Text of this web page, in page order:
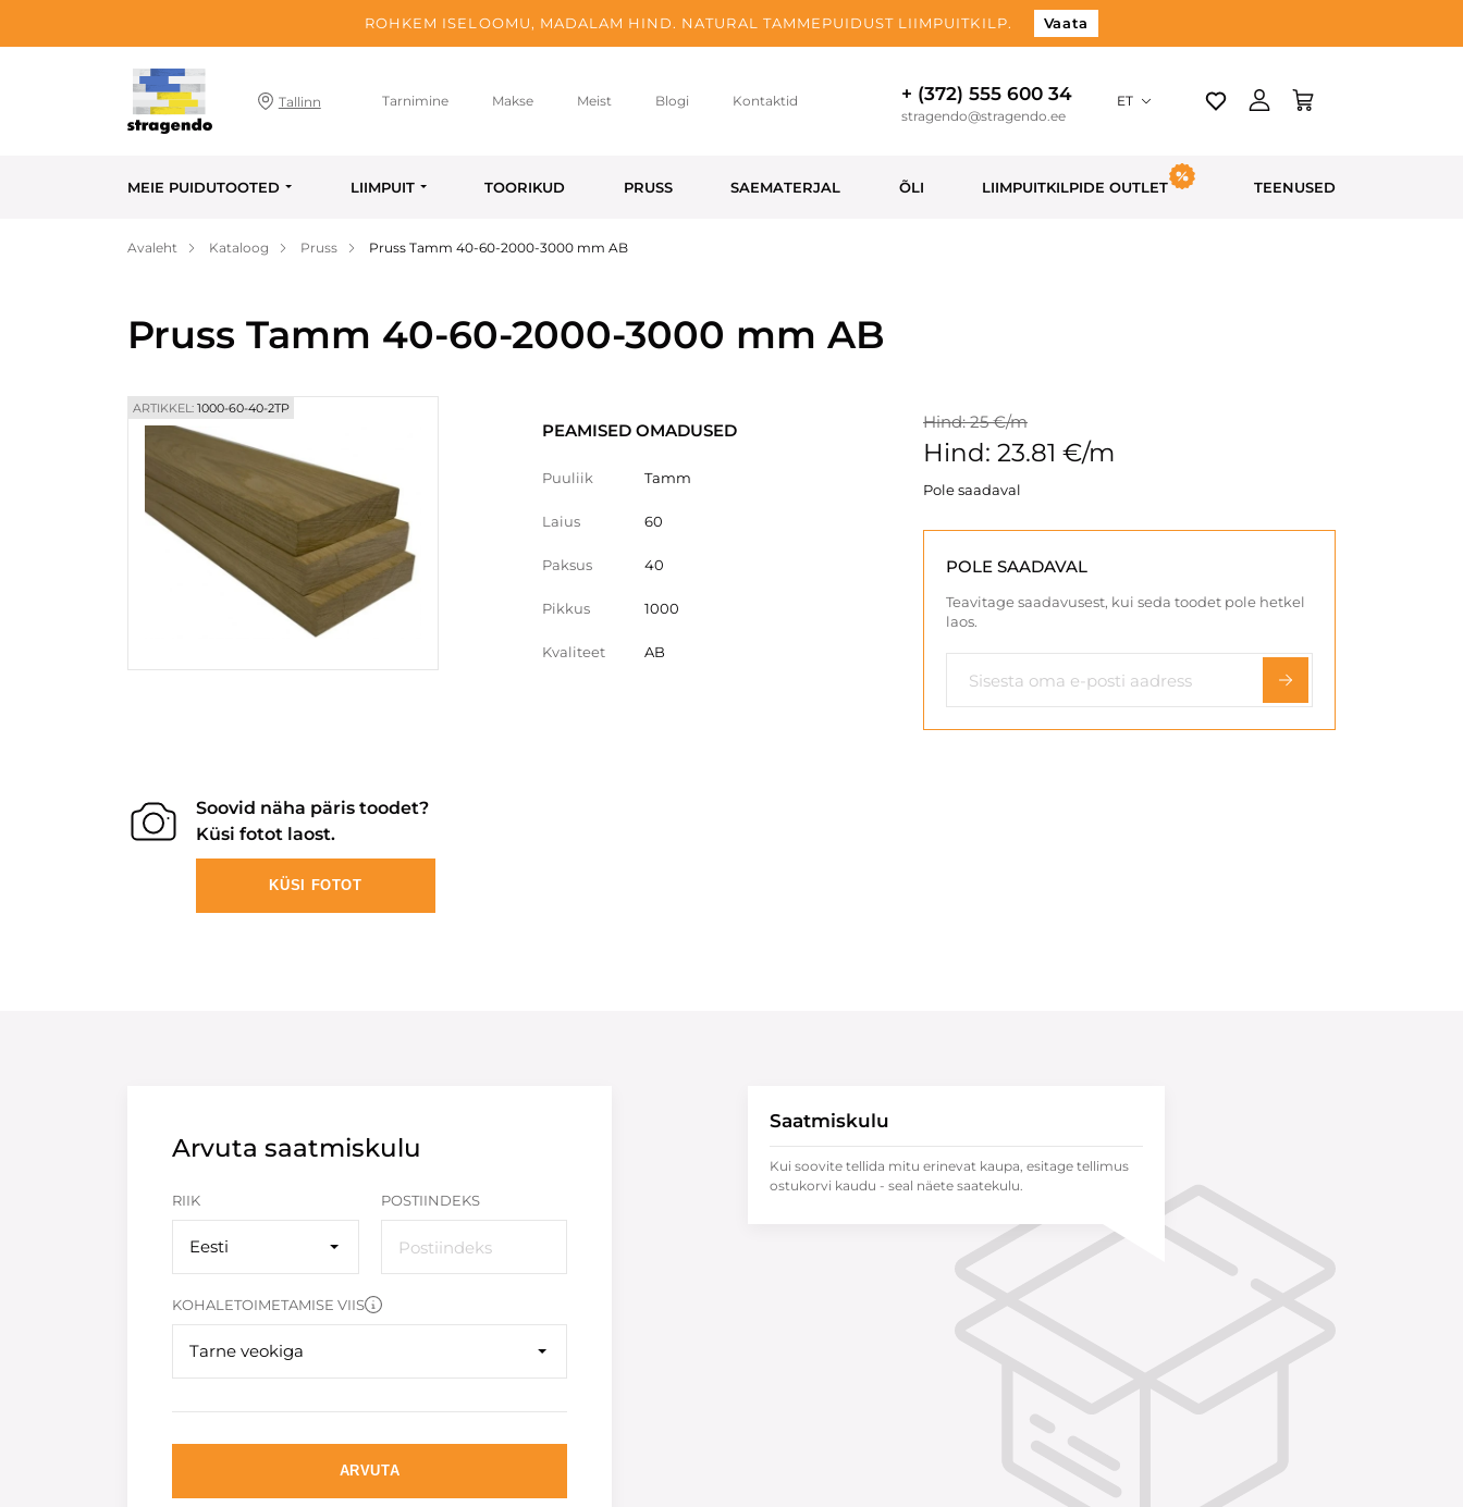
ROHKEM ISELOOMU, MADALAM HIND. NATURAL TAMMEPUIDUST LIIMPUITKILP. Vaata
Tallinn Tarnimine Makse Meist Blogi Kontaktid + (372) 555 600 34
stragendo@stragendo.ee
ET
MEIE PUIDUTOOTED LIIMPUIT TOORIKUD PRUSS SAEMATERJAL ÕLI LIIMPUITKILPIDE OUTLET TEENUSED
Avaleht Kataloog Pruss Pruss Tamm 40-60-2000-3000 mm AB
Pruss Tamm 40-60-2000-3000 mm AB
ARTIKKEL: 1000-60-40-2TP
PEAMISED OMADUSED
Puuliik Tamm
Laius 60
Paksus 40
Pikkus 1000
Kvaliteet AB
Hind: 25 €/m
Hind: 23.81 €/m
Pole saadaval
POLE SAADAVAL
Teavitage saadavusest, kui seda toodet pole hetkel
laos.
Soovid näha päris toodet?
Küsi fotot laost.
KÜSI FOTOT
Arvuta saatmiskulu
RIIK
Eesti
POSTIINDEKS
KOHALETOIMETAMISE VIIS
Tarne veokiga
ARVUTA
Saatmiskulu
Kui soovite tellida mitu erinevat kaupa, esitage tellimus
ostukorvi kaudu - seal näete saatekulu.